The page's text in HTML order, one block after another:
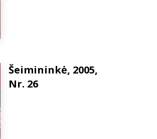
Šeimininkė, 2005,
Nr. 26